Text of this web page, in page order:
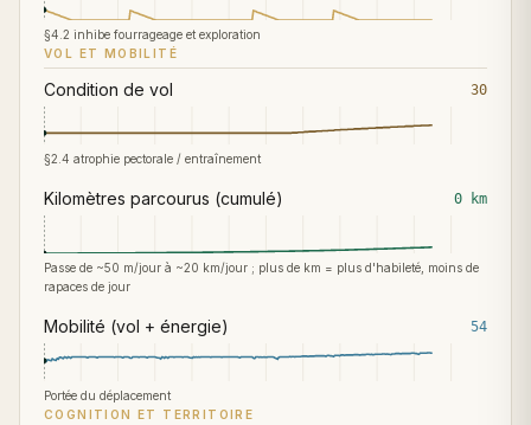
§4.2 inhibe fourrageage et exploration
VOL ET MOBILITÉ
Condition de vol 30
§2.4 atrophie pectorale / entraînement
Kilomètres parcourus (cumulé) 0 km
Passe de ~50 m/jour à ~20 km/jour ; plus de km = plus d'habileté, moins de
rapaces de jour
Mobilité (vol + énergie) 54
Portée du déplacement
COGNITION ET TERRITOIRE